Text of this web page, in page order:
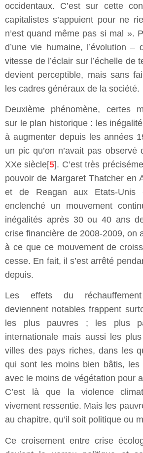
occidentaux. C’est sur cette
capitalistes s’appuient pour ne
n’est quand même pas si mal ».
d’une vie humaine, l’évolution
vitesse de l’éclair sur l’échelle de
devient perceptible, mais sans
les cadres généraux de la société.
Deuxième phénomène, certes
sur le plan historique : les
à augmenter depuis les années
un pic qu’on n’avait pas
XXe siècle[5]. C’est très
pouvoir de Margaret Thatcher en
et de Reagan aux Etats-
enclenché un mouvement
inégalités après 30 ou 40 ans
crise financière de 2008-2009, on
à ce que ce mouvement de
cesse. En fait, il s’est arrêté
depuis.
Les effets du
deviennent notables frappent
les plus pauvres ; les plus
internationale mais aussi les
villes des pays riches, dans les
qui sont les moins bien bâtis, les
avec le moins de végétation pour
C’est là que la violence
vivement ressentie. Mais les
au chapitre, qu’il soit politique ou
Ce croisement entre crise